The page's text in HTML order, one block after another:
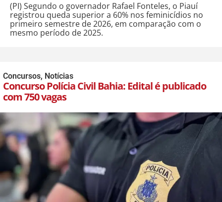
(PI) Segundo o governador Rafael Fonteles, o Piauí
registrou queda superior a 60% nos feminicídios no
primeiro semestre de 2026, em comparação com o
mesmo período de 2025.
Concursos, Notícias
Concurso Polícia Civil Bahia: Edital é publicado
com 750 vagas